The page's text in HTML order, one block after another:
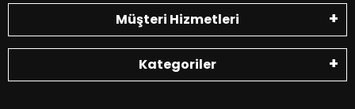
Müşteri Hizmetleri
Kategoriler